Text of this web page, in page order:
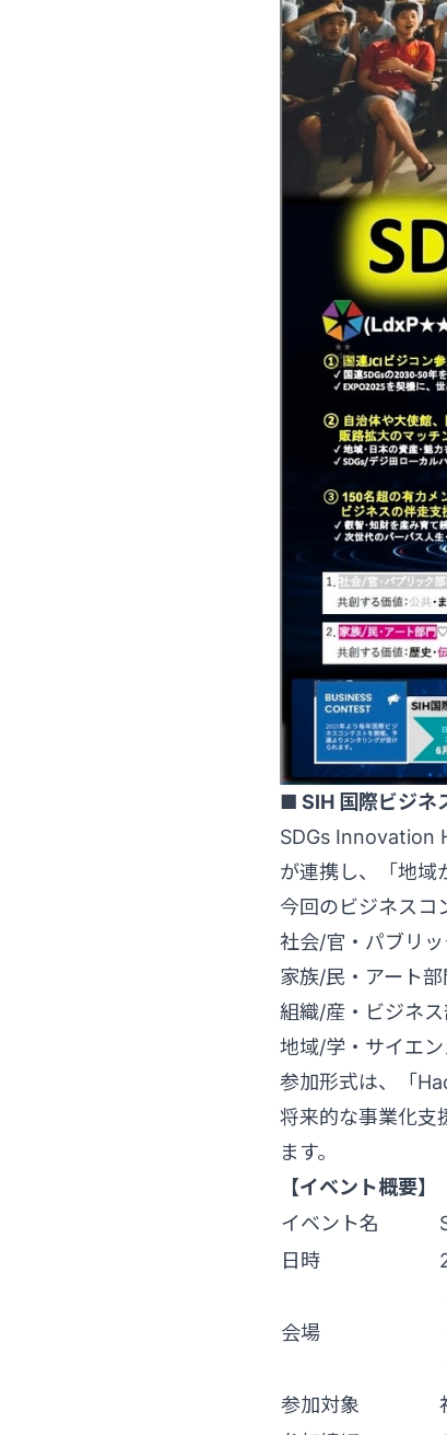
■ SIH 国際ビジネ
SDGs Innovation
が連携し、「地域
今回のビジネスコ
社会/官・パブリ
家族/民・アート
組織/産・ビジネ
地域/学・サイエ
参加形式は、「
将来的な事業化支
ます。
【イベント概要】
イベント名
日時
会場
参加対象